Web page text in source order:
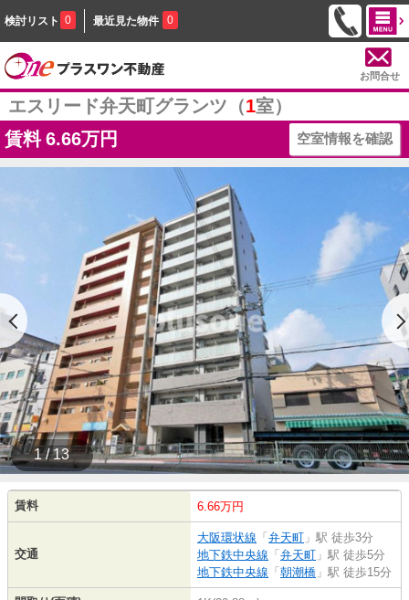
検討リスト 0 最近見た物件 0
お問合せ
エスリード弁天町グランツ（1室）
賃料 6.66万円 空室情報を確認
1 / 13
賃料 6.66万円
交通
大阪環状線 「 弁天町 」駅 徒歩3分
地下鉄中央線 「 弁天町 」駅 徒歩5分
地下鉄中央線 「 朝潮橋 」駅 徒歩15分